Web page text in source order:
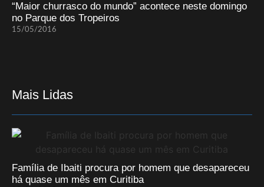
“Maior churrasco do mundo” acontece neste domingo
no Parque dos Tropeiros
15/05/2016
Mais Lidas
Família de Ibaiti procura por homem que desapareceu
há quase um mês em Curitiba